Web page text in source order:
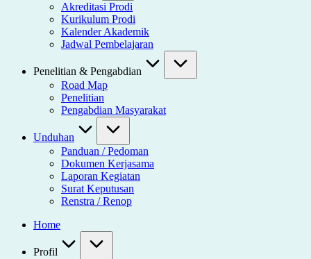
Akreditasi Prodi
Kurikulum Prodi
Kalender Akademik
Jadwal Pembelajaran
Penelitian & Pengabdian
Road Map
Penelitian
Pengabdian Masyarakat
Unduhan
Panduan / Pedoman
Dokumen Kerjasama
Laporan Kegiatan
Surat Keputusan
Renstra / Renop
Home
Profil